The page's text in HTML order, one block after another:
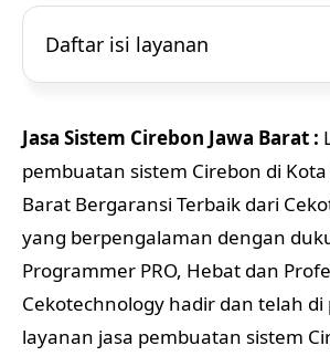
Daftar isi layanan
Jasa Sistem Cirebon Jawa Barat :
pembuatan sistem Cirebon di Kota
Barat Bergaransi Terbaik dari
yang berpengalaman dengan
Programmer PRO, Hebat dan
Cekotechnology hadir dan telah di
layanan jasa pembuatan sistem